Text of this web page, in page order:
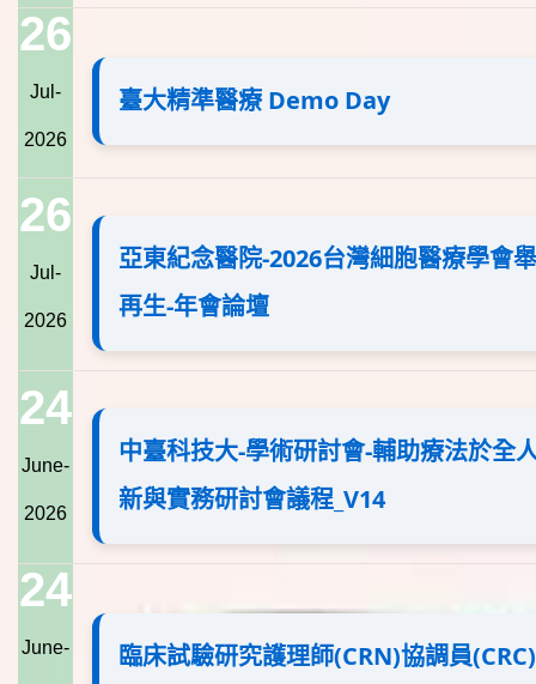
26
Jul-
2026
臺大精準醫療 Demo Day
26
Jul-
2026
亞東紀念醫院-2026台灣細胞醫療學會
再生-年會論壇
24
June-
2026
中臺科技大-學術研討會-輔助療法於全
新與實務研討會議程_V14
24
June- 臨床試驗研究護理師(CRN)協調員